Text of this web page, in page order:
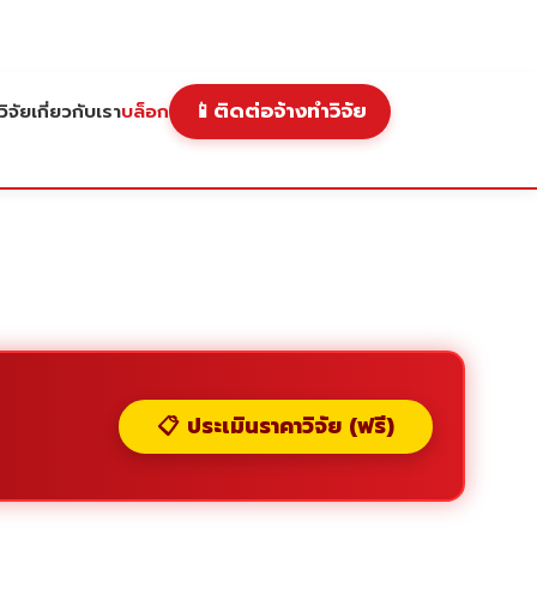
จัยเกี่ยวกับเราบล็อก 📱 ติดต่อจ้างทำวิจัย
📋 ประเมินราคาวิจัย (ฟรี)